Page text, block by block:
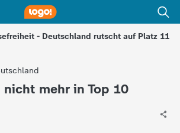
- Deutschland rutscht auf Platz 11
mehr in Top 10